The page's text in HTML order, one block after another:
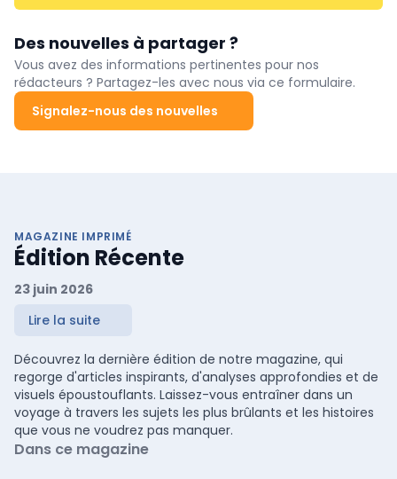
Des nouvelles à partager ?
Vous avez des informations pertinentes pour nos
rédacteurs ? Partagez-les avec nous via ce formulaire.
Signalez-nous des nouvelles
MAGAZINE IMPRIMÉ
Édition Récente
23 juin 2026
Lire la suite
Découvrez la dernière édition de notre magazine, qui
regorge d'articles inspirants, d'analyses approfondies et de
visuels époustouflants. Laissez-vous entraîner dans un
voyage à travers les sujets les plus brûlants et les histoires
que vous ne voudrez pas manquer.
Dans ce magazine